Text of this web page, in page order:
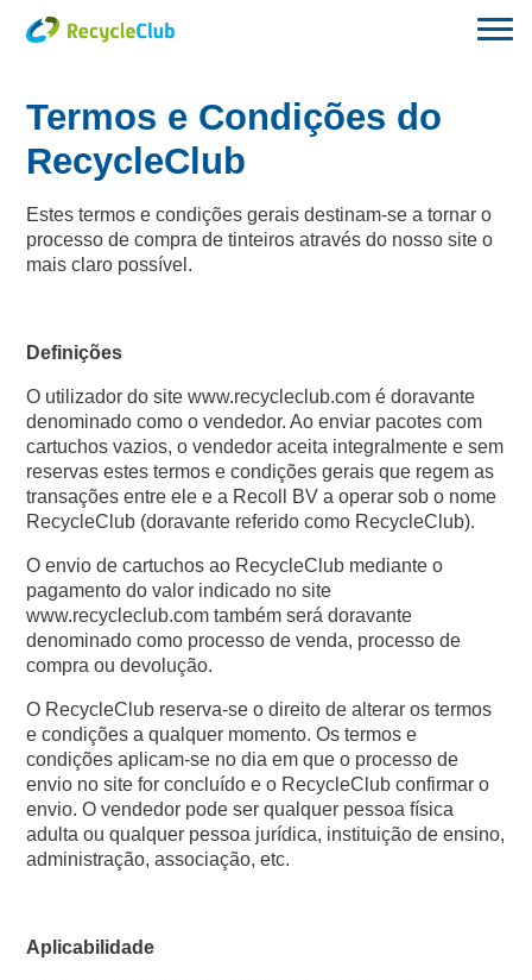
Termos e Condições do
RecycleClub
Estes termos e condições gerais destinam-se a tornar o
processo de compra de tinteiros através do nosso site o
mais claro possível.
Definições
O utilizador do site www.recycleclub.com é doravante
denominado como o vendedor. Ao enviar pacotes com
cartuchos vazios, o vendedor aceita integralmente e sem
reservas estes termos e condições gerais que regem as
transações entre ele e a Recoll BV a operar sob o nome
RecycleClub (doravante referido como RecycleClub).
O envio de cartuchos ao RecycleClub mediante o
pagamento do valor indicado no site
www.recycleclub.com também será doravante
denominado como processo de venda, processo de
compra ou devolução.
O RecycleClub reserva-se o direito de alterar os termos
e condições a qualquer momento. Os termos e
condições aplicam-se no dia em que o processo de
envio no site for concluído e o RecycleClub confirmar o
envio. O vendedor pode ser qualquer pessoa física
adulta ou qualquer pessoa jurídica, instituição de ensino,
administração, associação, etc.
Aplicabilidade